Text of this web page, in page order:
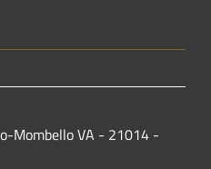
Mombello VA - 21014 -